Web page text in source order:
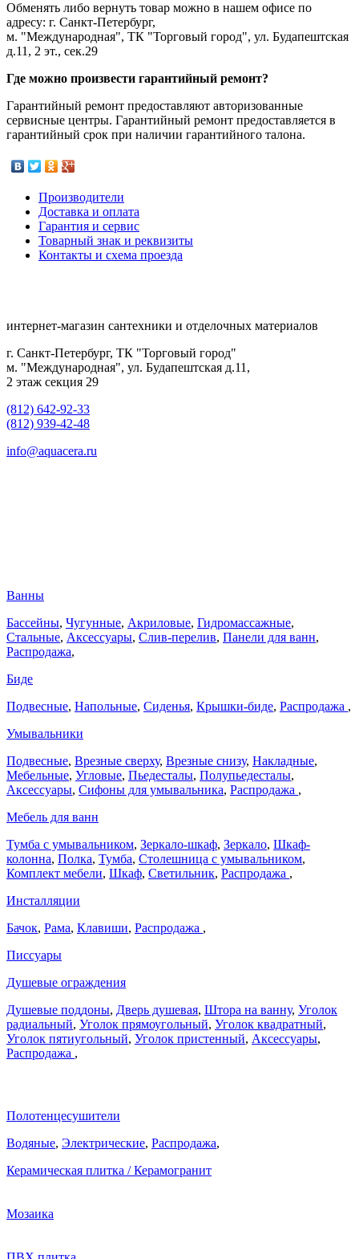
Обменять либо вернуть товар можно в нашем офисе по
адресу: г. Санкт-Петербург,
м. "Международная", ТК "Торговый город", ул. Будапештская
д.11, 2 эт., сек.29
Где можно произвести гарантийный ремонт?
Гарантийный ремонт предоставляют авторизованные
сервисные центры. Гарантийный ремонт предоставляется в
гарантийный срок при наличии гарантийного талона.
Производители
Доставка и оплата
Гарантия и сервис
Товарный знак и реквизиты
Контакты и схема проезда
интернет-магазин сантехники и отделочных материалов
г. Санкт-Петербург, ТК "Торговый город"
м. "Международная", ул. Будапештская д.11,
2 этаж секция 29
(812) 642-92-33
(812) 939-42-48
info@aquacera.ru
Ванны
Бассейны, Чугунные, Акриловые, Гидромассажные,
Стальные, Аксессуары, Слив-перелив, Панели для ванн,
Распродажа,
Биде
Подвесные, Напольные, Сиденья, Крышки-биде, Распродажа ,
Умывальники
Подвесные, Врезные сверху, Врезные снизу, Накладные,
Мебельные, Угловые, Пьедесталы, Полупьедесталы,
Аксессуары, Сифоны для умывальника, Распродажа ,
Мебель для ванн
Тумба с умывальником, Зеркало-шкаф, Зеркало, Шкаф-
колонна, Полка, Тумба, Столешница с умывальником,
Комплект мебели, Шкаф, Светильник, Распродажа ,
Инсталляции
Бачок, Рама, Клавиши, Распродажа ,
Писсуары
Душевые ограждения
Душевые поддоны, Дверь душевая, Штора на ванну, Уголок
радиальный, Уголок прямоугольный, Уголок квадратный,
Уголок пятиугольный, Уголок пристенный, Аксессуары,
Распродажа ,
Полотенцесушители
Водяные, Электрические, Распродажа,
Керамическая плитка / Керамогранит
Мозаика